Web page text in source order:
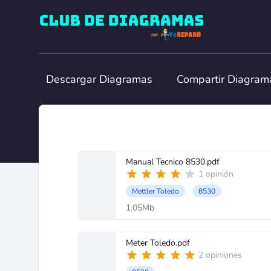
Club de Diagramas
Descargar Diagramas Compartir
Manual Tecnico 8530.pdf
1 opinión
Mettler Toledo 8530
1.05Mb
Meter Toledo.pdf
2 opiniones